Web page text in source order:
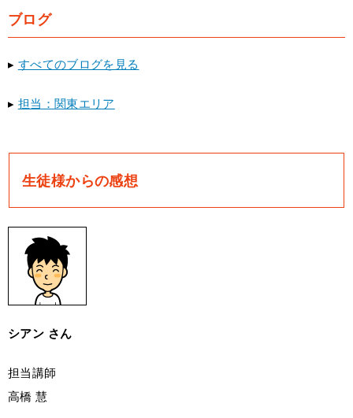
ブログ
▸ すべてのブログを見る
▸ 担当：関東エリア
生徒様からの感想
シアン さん
担当講師
高橋 慧